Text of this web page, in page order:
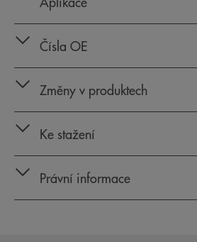
Čísla OE
Změny v produktech
Ke stažení
Právní informace